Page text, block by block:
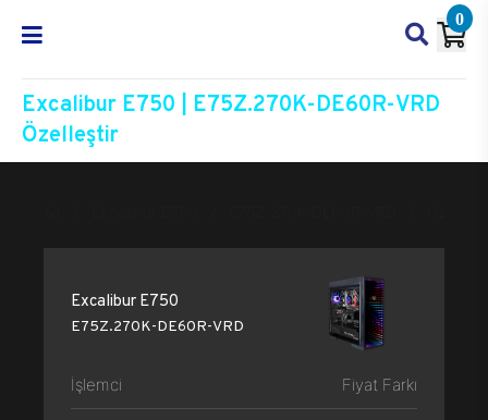
0
Excalibur E750 | E75Z.270K-DE60R-VRD
Özelleştir
Excalibur E750
E75Z.270K-DE60R-VRD
İşlemci Fiyat Farkı